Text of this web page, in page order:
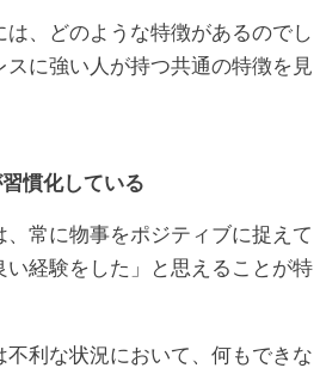
、どのような特徴があるのでし
スに強い人が持つ共通の特徴を見
慣化している
、常に物事をポジティブに捉えて
い経験をした」と思えることが特
利な状況において、何もできな